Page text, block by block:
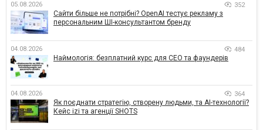
05.08.2026 352
Сайти більше не потрібні? OpenAI тестує рекламу з
персональним ШІ-консультантом бренду
04.08.2026 484
Наймологія: безплатний курс для CEO та фаундерів
04.08.2026 364
Як поєднати стратегію, створену людьми, та AI-технології?
Кейс izi та агенції SHOTS